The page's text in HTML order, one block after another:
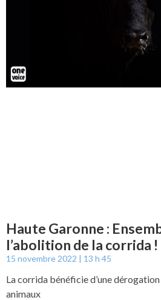
Haute Garonne :
l’abolition de la corrida !
15 novembre 2022 13 h 45
La corrida bénéficie d’une
animaux